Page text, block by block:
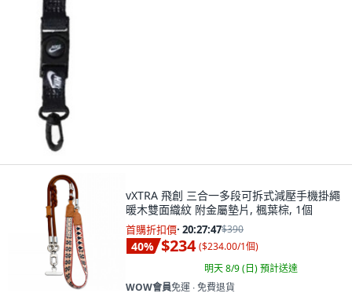
vXTRA 飛創 三合一多段可拆式減壓手機掛繩
暖木雙面織紋 附金屬墊片, 楓葉棕, 1個
首購折扣價· 20:27:46$390
40% $234 ($234.00/1個)
明天 8/9 (日)預計送達
WOW會員免運 ∙ 免費退貨